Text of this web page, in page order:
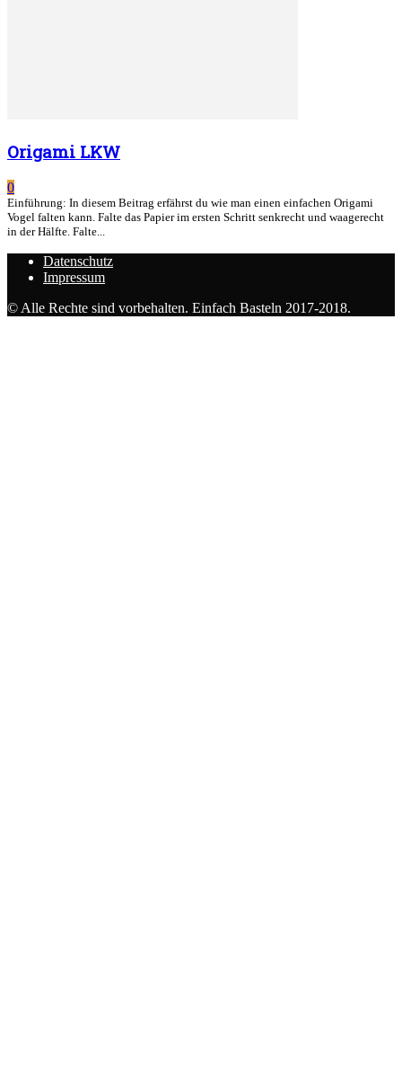
Origami LKW
0
Einführung: In diesem Beitrag erfährst du wie man einen einfachen Origami
Vogel falten kann. Falte das Papier im ersten Schritt senkrecht und waagerecht
in der Hälfte. Falte...
Datenschutz
Impressum
© Alle Rechte sind vorbehalten. Einfach Basteln 2017-2018.